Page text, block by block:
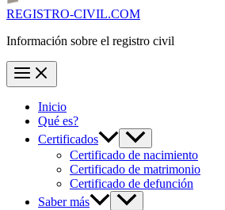
REGISTRO-CIVIL.COM
Información sobre el registro civil
Inicio
Qué es?
Certificados
Certificado de nacimiento
Certificado de matrimonio
Certificado de defunción
Saber más